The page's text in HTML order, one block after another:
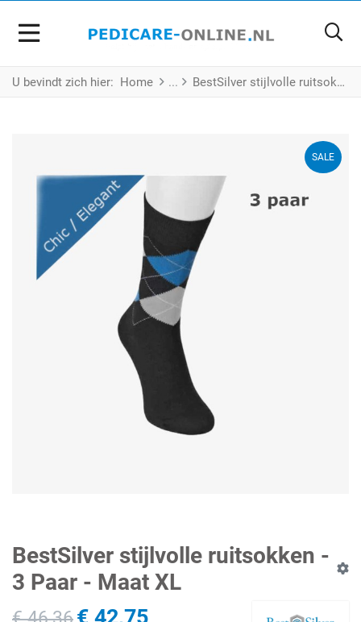
U bevindt zich hier: Home BestSilver stijlvolle ruitsokken - 3 Paar - Maat XL
SALE
BestSilver stijlvolle ruitsokken -
3 Paar - Maat XL